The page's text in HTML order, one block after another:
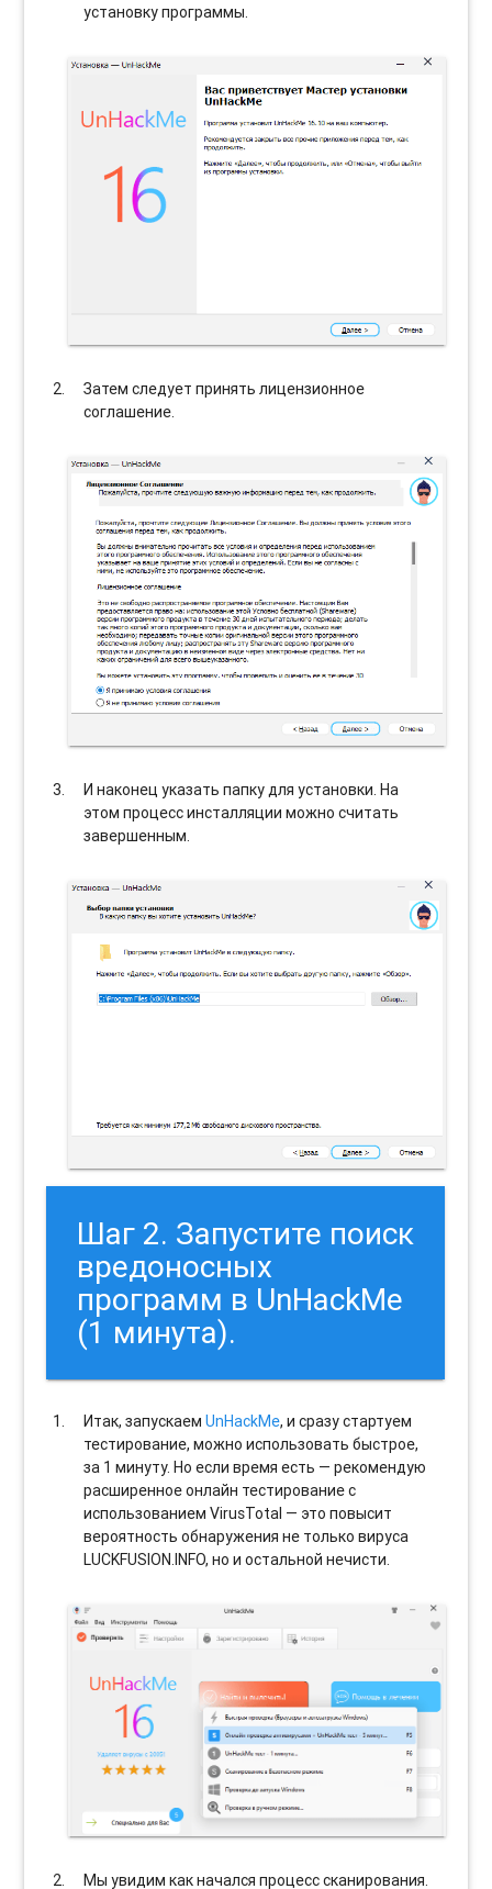
установку программы.
Затем следует принять лицензионное
соглашение.
И наконец указать папку для установки. На
этом процесс инсталляции можно считать
завершенным.
Шаг 2. Запустите поиск
вредоносных
программ в UnHackMe
(1 минута).
Итак, запускаемUnHackMe, и сразу стартуем
тестирование, можно использовать быстрое,
за 1 минуту. Но если время есть — рекомендую
расширенное онлайн тестирование с
использованием VirusTotal — это повысит
вероятность обнаружения не только вируса
LUCKFUSION.INFO, но и остальной нечисти.
Мы увидим как начался процесс сканирования.